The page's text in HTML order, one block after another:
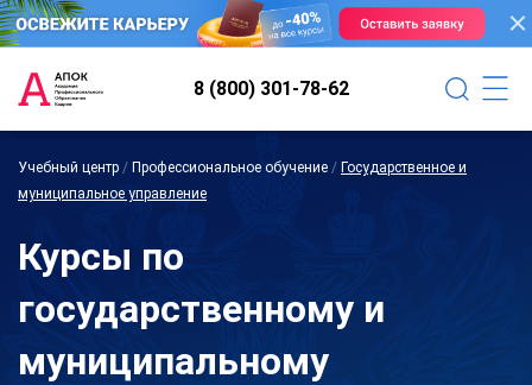
8 (800) 301-78-62
Учебный центр / Профессиональное обучение / Государственное и
муниципальное управление
Курсы по
государственному и
муниципальному